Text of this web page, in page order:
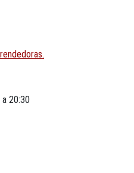
20:30